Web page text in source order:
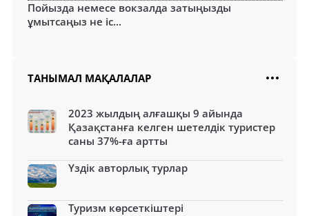
Пойызда немесе вокзалда затыңызды
ұмытсаңыз не іс...
ТАНЫМАЛ МАҚАЛАЛАР
2023 жылдың алғашқы 9 айында
Қазақстанға келген шетелдік туристер
саны 37%-ға артты
Үздік авторлық турлар
Туризм көрсеткіштері